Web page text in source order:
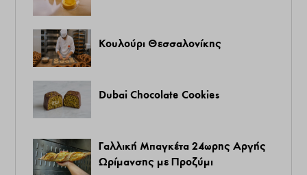
Κουλούρι Θεσσαλονίκης
Dubai Chocolate Cookies
Γαλλική Μπαγκέτα 24ωρης Αργής
Ωρίμανσης με Προζύμι